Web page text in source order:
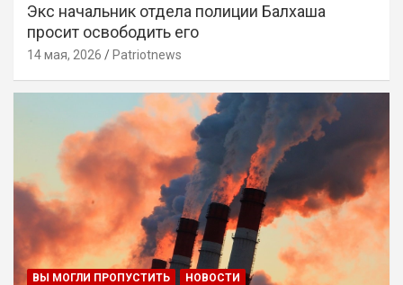
Экс начальник отдела полиции Балхаша
просит освободить его
14 мая, 2026 Patriotnews
ВЫ МОГЛИ ПРОПУСТИТЬ
НОВОСТИ